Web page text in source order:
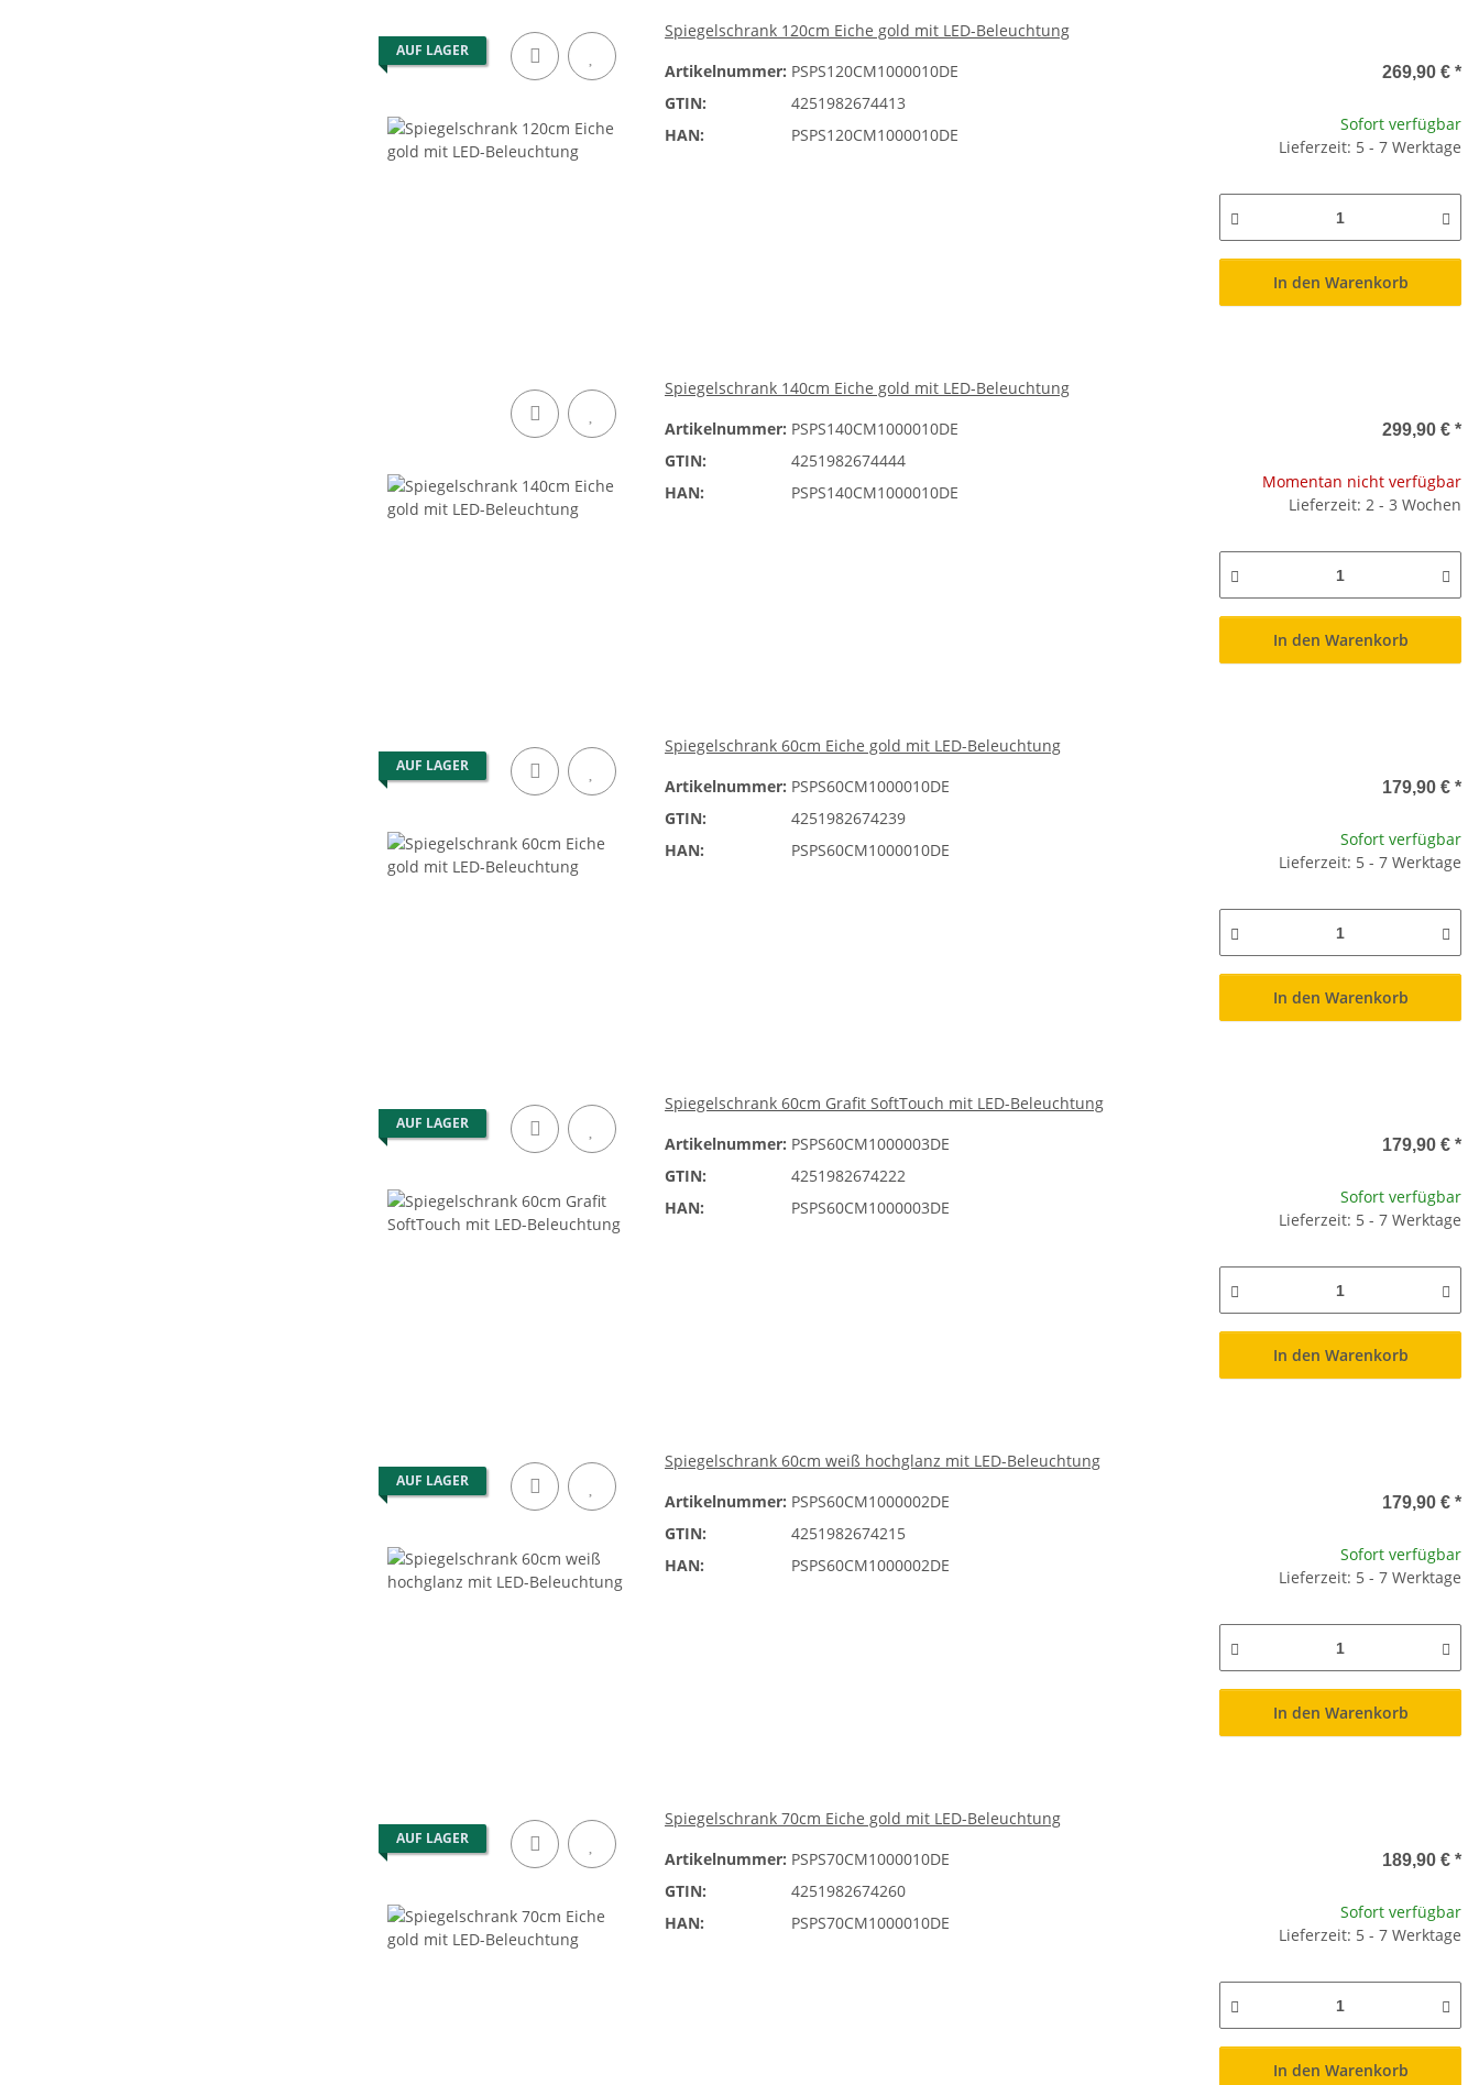
AUF LAGER
Spiegelschrank 120cm Eiche gold mit LED-Beleuchtung
Artikelnummer: PSPS120CM1000010DE
GTIN:
4251982674413
HAN:
PSPS120CM1000010DE
269,90 € *
Sofort verfügbar
Lieferzeit: 5 - 7 Werktage
In den Warenkorb
Spiegelschrank 140cm Eiche gold mit LED-Beleuchtung
Artikelnummer: PSPS140CM1000010DE
GTIN:
4251982674444
HAN:
PSPS140CM1000010DE
299,90 € *
Momentan nicht verfügbar
Lieferzeit: 2 - 3 Wochen
In den Warenkorb
AUF LAGER
Spiegelschrank 60cm Eiche gold mit LED-Beleuchtung
Artikelnummer: PSPS60CM1000010DE
GTIN:
4251982674239
HAN:
PSPS60CM1000010DE
179,90 € *
Sofort verfügbar
Lieferzeit: 5 - 7 Werktage
In den Warenkorb
AUF LAGER
Spiegelschrank 60cm Grafit SoftTouch mit LED-Beleuchtung
Artikelnummer: PSPS60CM1000003DE
GTIN:
4251982674222
HAN:
PSPS60CM1000003DE
179,90 € *
Sofort verfügbar
Lieferzeit: 5 - 7 Werktage
In den Warenkorb
AUF LAGER
Spiegelschrank 60cm weiß hochglanz mit LED-Beleuchtung
Artikelnummer: PSPS60CM1000002DE
GTIN:
4251982674215
HAN:
PSPS60CM1000002DE
179,90 € *
Sofort verfügbar
Lieferzeit: 5 - 7 Werktage
In den Warenkorb
AUF LAGER
Spiegelschrank 70cm Eiche gold mit LED-Beleuchtung
Artikelnummer: PSPS70CM1000010DE
GTIN:
4251982674260
HAN:
PSPS70CM1000010DE
189,90 € *
Sofort verfügbar
Lieferzeit: 5 - 7 Werktage
In den Warenkorb